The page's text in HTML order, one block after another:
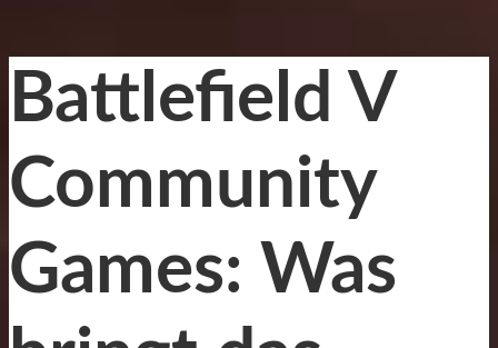
Battlefield V
Community
Games: Was